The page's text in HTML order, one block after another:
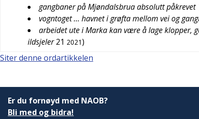
gangbaner på Mjøndalsbrua absolutt påkrevet
vogntoget … havnet i grøfta mellom vei og
arbeidet ute i Marka kan være å lage klopper,
ildsjeler 21 2021)
Siter denne ordartikkelen
Er du fornøyd med NAOB?
Bli med og bidra!